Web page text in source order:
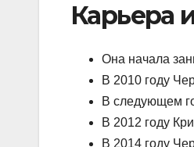
Карьера
Она начала
В 2010 году
В следующем
В 2012 году
В 2014 году